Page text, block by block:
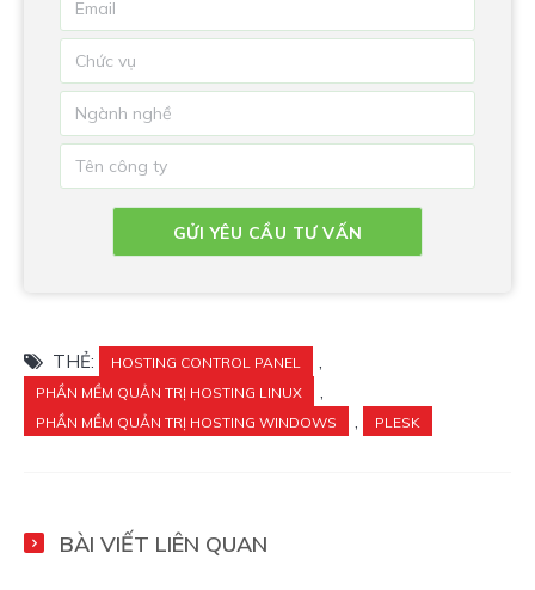
THẺ: HOSTING CONTROL PANEL
PHẦN MỀM QUẢN TRỊ HOSTING LINUX
PHẦN MỀM QUẢN TRỊ HOSTING WINDOWS PLESK
BÀI VIẾT LIÊN QUAN